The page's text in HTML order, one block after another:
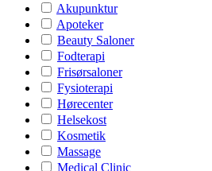
Akupunktur
Apoteker
Beauty Saloner
Fodterapi
Frisørsaloner
Fysioterapi
Hørecenter
Helsekost
Kosmetik
Massage
Medical Clinic